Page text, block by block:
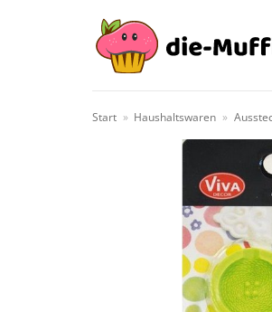
Start » Haushaltswaren »